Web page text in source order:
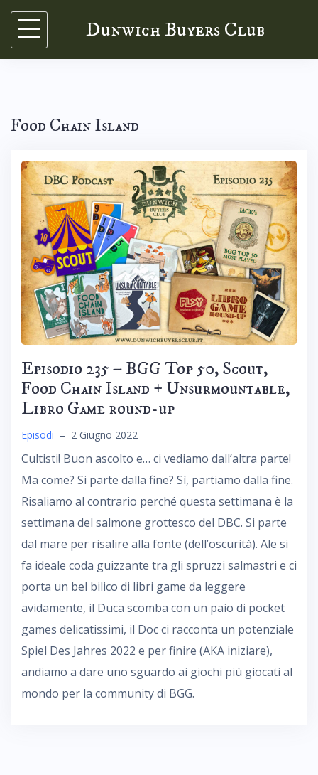
Skip
content
Dunwich Buyers Club
Food Chain Island
Episodio 235 – BGG Top 50, Scout,
Food Chain Island + Unsurmountable,
Libro Game round-up
Episodi – 2 Giugno 2022
Cultisti! Buon ascolto e… ci vediamo dall’altra parte!
Ma come? Si parte dalla fine? Sì, partiamo dalla fine.
Risaliamo al contrario perché questa settimana è la
settimana del salmone grottesco del DBC. Si parte
dal mare per risalire alla fonte (dell’oscurità). Ale si
fa ideale coda guizzante tra gli spruzzi salmastri e ci
porta un bel bilico di libri game da leggere
avidamente, il Duca scomba con un paio di pocket
games delicatissimi, il Doc ci racconta un potenziale
Spiel Des Jahres 2022 e per finire (AKA iniziare),
andiamo a dare uno sguardo ai giochi più giocati al
mondo per la community di BGG.